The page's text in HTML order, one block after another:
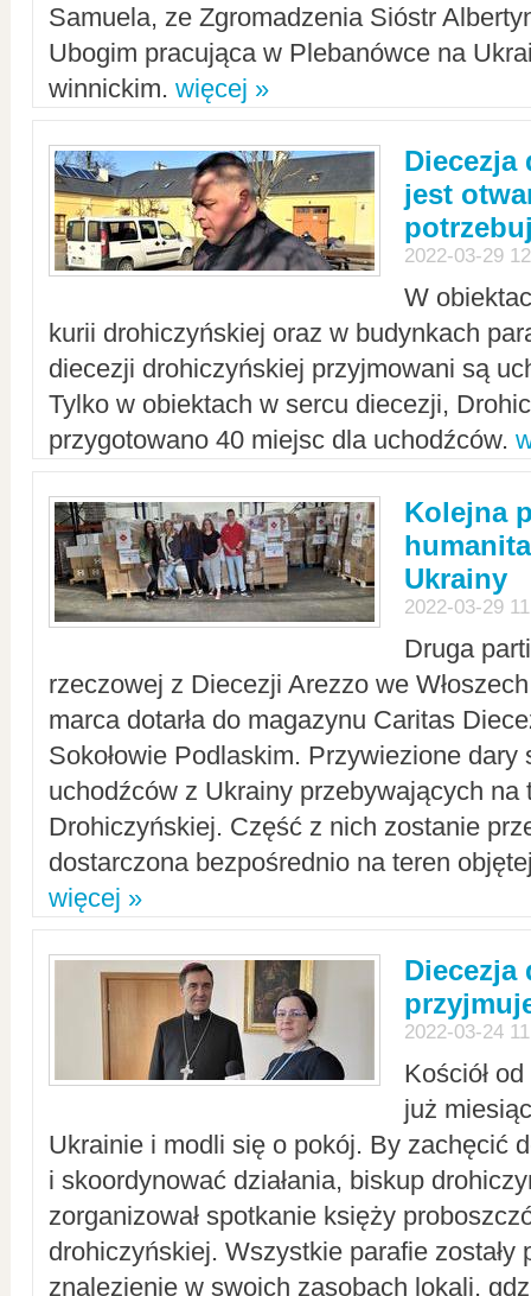
Samuela, ze Zgromadzenia Sióstr
Ubogim pracująca w Plebanówce na
winnickim. więcej »
Diecezja
jest
2022-03-29
W
kurii drohiczyńskiej oraz w budynkach
diecezji drohiczyńskiej przyjmowani są
Tylko w obiektach w sercu diecezji,
przygotowano 40 miejsc dla uchodźców.
Kolejna
Ukrainy
2022-03-29
Druga
rzeczowej z Diecezji Arezzo we
marca dotarła do magazynu Caritas
Sokołowie Podlaskim. Przywiezione dary
uchodźców z Ukrainy przebywających na
Drohiczyńskiej. Część z nich zostanie
dostarczona bezpośrednio na teren
więcej »
Diecezja
2022-03-24
Kościół
już
Ukrainie i modli się o pokój. By zachęcić
i skoordynować działania, biskup
zorganizował spotkanie księży
drohiczyńskiej. Wszystkie parafie zostały
znalezienie w swoich zasobach lokali,